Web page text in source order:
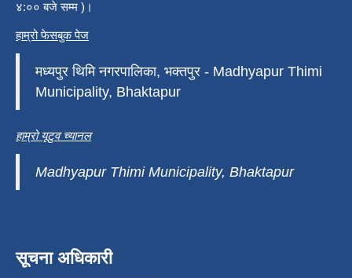
४:०० बजे सम्म )।
हाम्रो फेसबुक पेज
मध्यपुर थिमि नगरपालिका, भक्तपुर - Madhyapur Thimi
Municipality, Bhaktapur
हाम्रो यूटुव च्यानल
Madhyapur Thimi Municipality, Bhaktapur
सूचना अधिकारी